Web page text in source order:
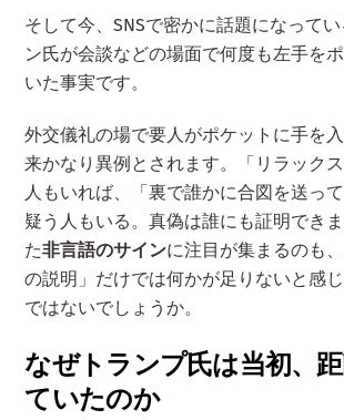
そして今、SNSで密かに話題になって
ン氏が会談などの場面で何度も左手を
いた事実です。
外交儀礼の場で要人がポケットに手を
来かなり異例とされます。「リラック
人もいれば、「裏で誰かに合図を送っ
疑う人もいる。真偽は誰にも証明でき
た非言語のサインに注目が集まるのも
の説明」だけでは何かが足りないと感
ではないでしょうか。
なぜトランプ氏は当初、
ていたのか